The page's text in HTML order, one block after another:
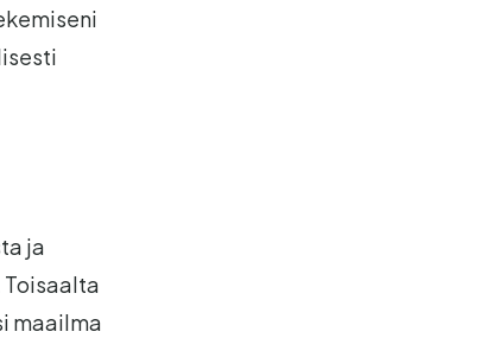
ja
Toisaalta
maailma